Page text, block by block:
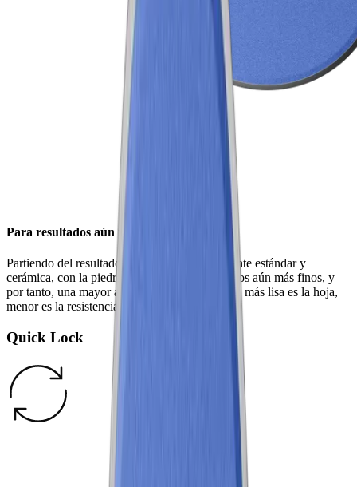
Para resultados aún más finos
Partiendo del resultado de los discos de diamante estándar y
cerámica, con la piedra fina obtendrás resultados aún más finos, y
por tanto, una mayor agudeza. Y es que cuanto más lisa es la hoja,
menor es la resistencia al cortar los alimentos.
Quick Lock